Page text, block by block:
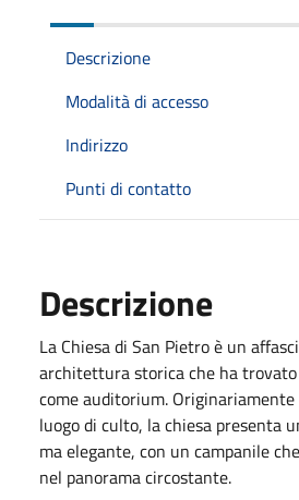
Descrizione
Modalità di accesso
Indirizzo
Punti di contatto
Descrizione
La Chiesa di San Pietro è un
architettura storica che ha
come auditorium.
luogo di culto, la chiesa presenta
ma elegante, con un campanile
nel panorama circostante.